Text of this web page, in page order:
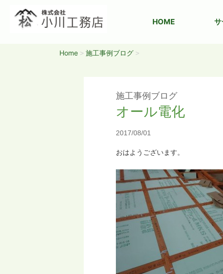
HOME サ
Home > 施工事例ブログ >
施工事例ブログ
オール電化
2017/08/01
おはようございます。